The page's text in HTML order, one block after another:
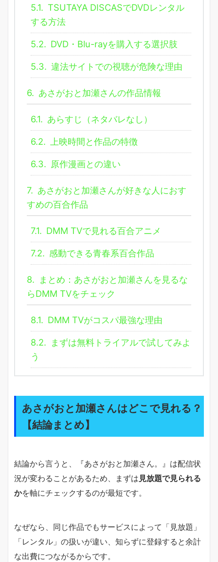
5.1. TSUTAYA DISCASでDVDレンタル
する方法
5.2. DVD・Blu-rayを購入する選択肢
5.3. 違法サイトでの視聴が危険な理由
6. あさがおと加瀬さんの作品情報
6.1. あらすじ（ネタバレなし）
6.2. 上映時間と作品の特徴
6.3. 原作漫画との違い
7. あさがおと加瀬さんが好きな人におす
すめの百合作品
7.1. DMM TVで見れる百合アニメ
7.2. 感動できる青春系百合作品
8.
まとめ：あさがおと加瀬さんを見るな
らDMM TVをチェック
8.1. DMM TVがコスパ最強な理由
8.2.
まずは無料トライアルで試してみよ
う
あさがおと加瀬さんはどこで見れる？
【結論まとめ】
結論から言うと、『あさがおと加瀬さん。』は配信状
況が変わることがあるため、まずは 見放題で見られる
かを軸にチェックするのが最短です。
なぜなら、同じ作品でもサービスによって「見放題」
「レンタル」の扱いが違い、知らずに登録すると余計
な出費につながるからです。